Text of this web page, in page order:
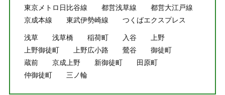
東京メトロ日比谷線
都営浅草線
都営大江戸線
京成本線
東武伊勢崎線 つくばエクスプレス
浅草 浅草橋 稲荷町 入谷
上野
上野御徒町
上野広小路 鶯谷
御徒町
蔵前
京成上野 新御徒町
田原町
仲御徒町
三ノ輪